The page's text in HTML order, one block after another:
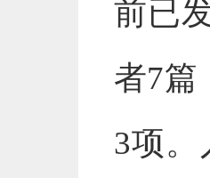
前已
者7篇
3项。